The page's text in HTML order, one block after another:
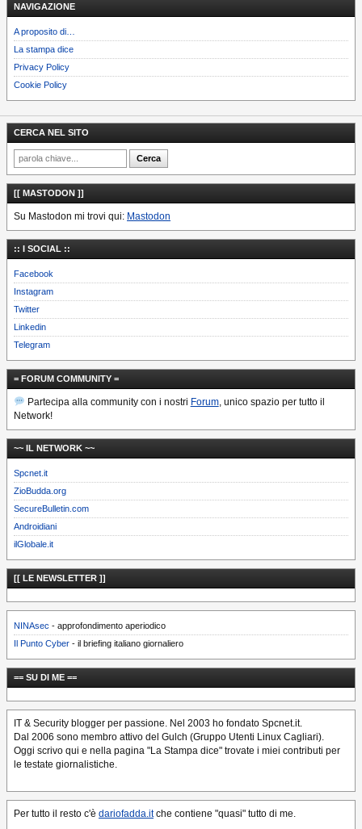
NAVIGAZIONE
A proposito di…
La stampa dice
Privacy Policy
Cookie Policy
CERCA NEL SITO
[[ MASTODON ]]
Su Mastodon mi trovi qui: Mastodon
:: I SOCIAL ::
Facebook
Instagram
Twitter
Linkedin
Telegram
= FORUM COMMUNITY =
Partecipa alla community con i nostri Forum, unico spazio per tutto il
Network!
~~ IL NETWORK ~~
Spcnet.it
ZioBudda.org
SecureBulletin.com
Androidiani
ilGlobale.it
[[ LE NEWSLETTER ]]
NINAsec - approfondimento aperiodico
Il Punto Cyber - il briefing italiano giornaliero
== SU DI ME ==
IT & Security blogger per passione. Nel 2003 ho fondato Spcnet.it.
Dal 2006 sono membro attivo del Gulch (Gruppo Utenti Linux Cagliari).
Oggi scrivo qui e nella pagina "La Stampa dice" trovate i miei contributi per
le testate giornalistiche.
Per tutto il resto c'è dariofadda.itche contiene "quasi" tutto di me.